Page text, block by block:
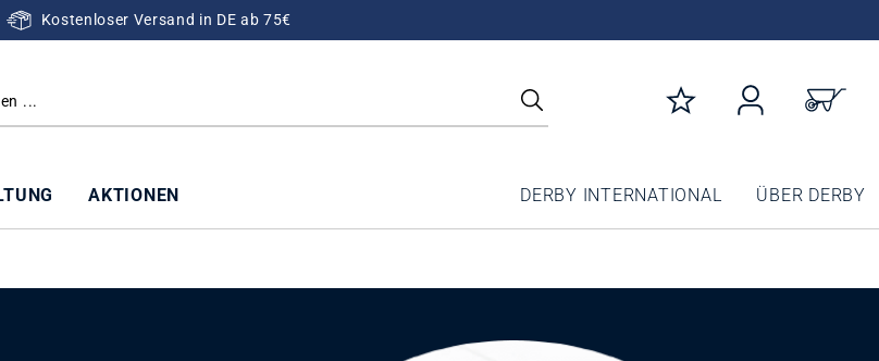
Kostenloser Versand in DE ab 75€
AKTIONEN DERBY INTERNATIONAL ÜBER DERBY